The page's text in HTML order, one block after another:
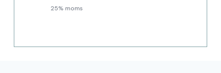
25% moms